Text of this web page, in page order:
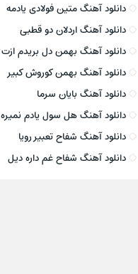
دانلود آهنگ متین فولادی یادمه
دانلود آهنگ اردلان دو قطبی
دانلود آهنگ بهمن دل بریدم ازت
دانلود آهنگ بهمن کوروش کبیر
دانلود آهنگ بایان سرما
دانلود آهنگ هل سول یادم نمیره
دانلود آهنگ شفاح تعبیر رویا
دانلود آهنگ شفاح غم داره دیل